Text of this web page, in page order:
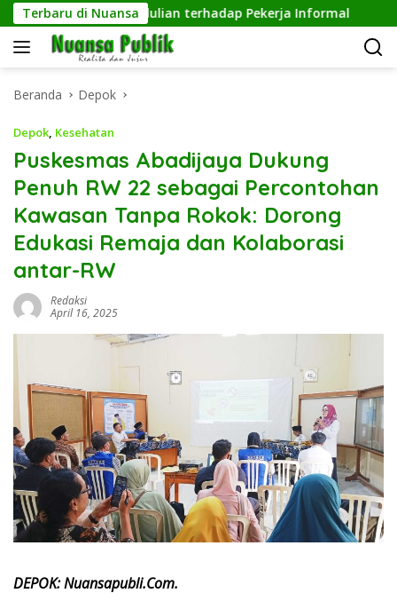
Langsung
ke
konten
Terbaru di Nuansa
Wujud Kepedulian terhadap Pekerja Informal
Beranda Depok
Depok, Kesehatan
Puskesmas Abadijaya Dukung
Penuh RW 22 sebagai Percontohan
Kawasan Tanpa Rokok: Dorong
Edukasi Remaja dan Kolaborasi
antar-RW
Redaksi
April 16, 2025
DEPOK: Nuansapubli.Com.